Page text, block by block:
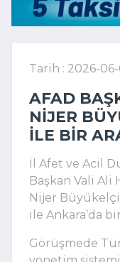
Tarih : 2026-06-
AFAD
NIJER
ILE BIR
İl Afet ve Acil
Başkan Vali Ali
Nijer
ile Ankara’da
Görüşmede